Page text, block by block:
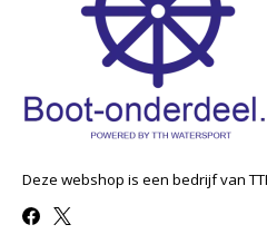
Deze webshop is een bedrijf van